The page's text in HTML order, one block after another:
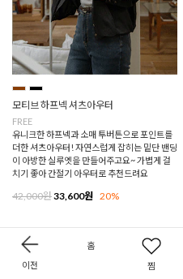
이전
홈
찜
모티브 하프넥 셔츠아우터
FREE
유니크한 하프넥과 소매 투버튼으로 포인트를
더한 셔츠아우터! 자연스럽게 잡히는 밑단 밴딩
이 아방한 실루엣을 만들어주고요~ 가볍게 걸
치기 좋아 간절기 아우터로 추천드려요
42,000원33,600원 20%